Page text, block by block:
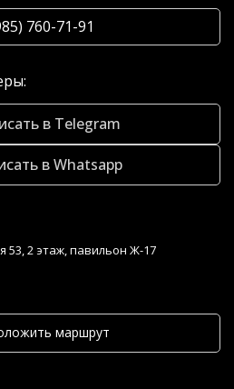
760-71-91
в Telegram
в Whatsapp
53, 2 этаж, павильон Ж-17
маршрут